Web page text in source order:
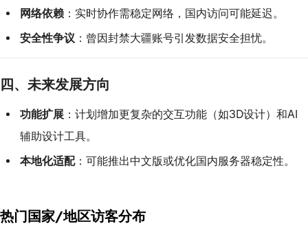
网络依赖：实时协作需稳定网络，国内访问可能延迟。
安全性争议 ：曾因封禁大疆账号引发数据安全担忧。
四、未来发展方向
功能扩展：计划增加更复杂的交互功能（如3D设计）和AI
辅助设计工具。
本地化适配：可能推出中文版或优化国内服务器稳定性。
热门国家/地区访客分布